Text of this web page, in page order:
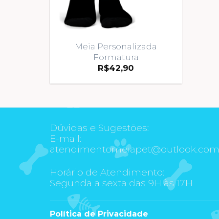
Meia Personalizada
Formatura
R$42,90
Dúvidas e Sugestões:
E-mail:
atendimentomeiapet@outlook.com
Horário de Atendimento:
Segunda a sexta das 9H às 17H
Política de Privacidade